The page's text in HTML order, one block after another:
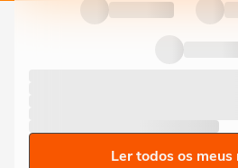
Ler todos os meus